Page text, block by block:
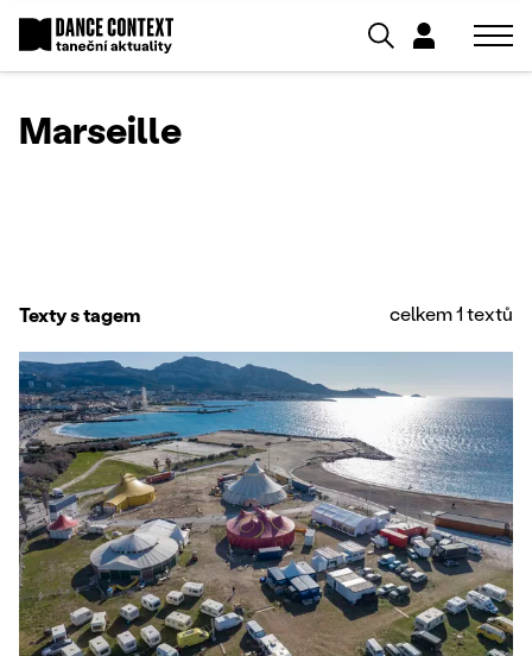
Marseille
Texty s tagem celkem 1 textů